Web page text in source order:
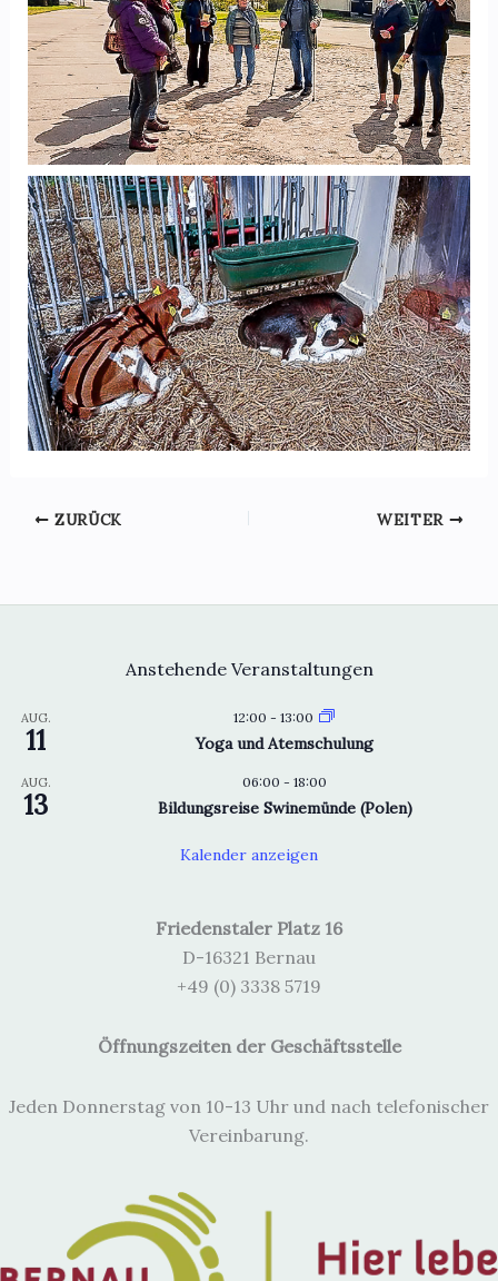
ZURÜCK WEITER
Anstehende Veranstaltungen
AUG.
11
12:00 - 13:00
Yoga und Atemschulung
AUG.
13
06:00 - 18:00
Bildungsreise Swinemünde (Polen)
Kalender anzeigen
Friedenstaler Platz 16
D-16321 Bernau
+49 (0) 3338 5719
Öffnungszeiten der Geschäftsstelle
Jeden Donnerstag von 10-13 Uhr und nach telefonischer
Vereinbarung.